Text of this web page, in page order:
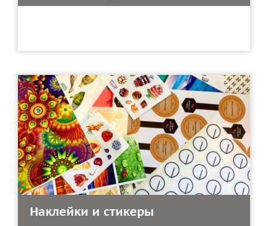
Наклейки и стикеры